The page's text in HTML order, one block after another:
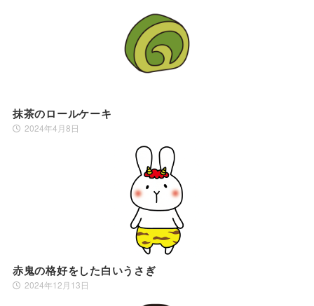
抹茶のロールケーキ
2024年4月8日
赤鬼の格好をした白いうさぎ
2024年12月13日